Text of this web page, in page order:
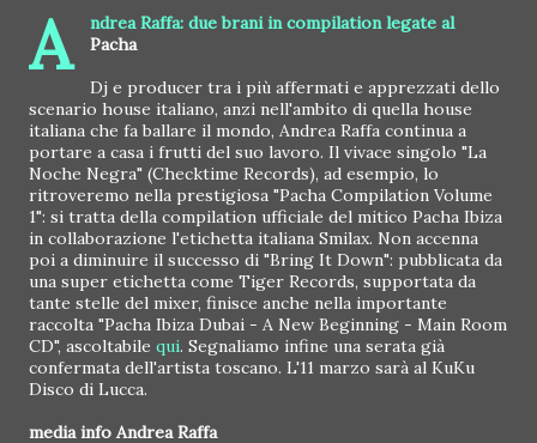
A
ndrea Raffa: due brani in compilation legate al
Pacha
Dj e producer tra i più affermati e apprezzati dello
scenario house italiano, anzi nell'ambito di quella house
italiana che fa ballare il mondo, Andrea Raffa continua a
portare a casa i frutti del suo lavoro. Il vivace singolo "La
Noche Negra" (Checktime Records), ad esempio, lo
ritroveremo nella prestigiosa "Pacha Compilation Volume
1": si tratta della compilation ufficiale del mitico Pacha Ibiza
in collaborazione l'etichetta italiana Smilax. Non accenna
poi a diminuire il successo di "Bring It Down": pubblicata da
una super etichetta come Tiger Records, supportata da
tante stelle del mixer, finisce anche nella importante
raccolta "Pacha Ibiza Dubai - A New Beginning - Main Room
CD", ascoltabile qui. Segnaliamo infine una serata già
confermata dell'artista toscano. L'11 marzo sarà al KuKu
Disco di Lucca.
media info Andrea Raffa